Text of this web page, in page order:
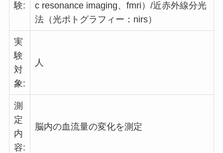
験:
c resonance imaging、fmri）/近赤外線分光
法（光ポトグラフィー：nirs）
実
験
対
象:
人
測
定
内
容:
脳内の血流量の変化を測定